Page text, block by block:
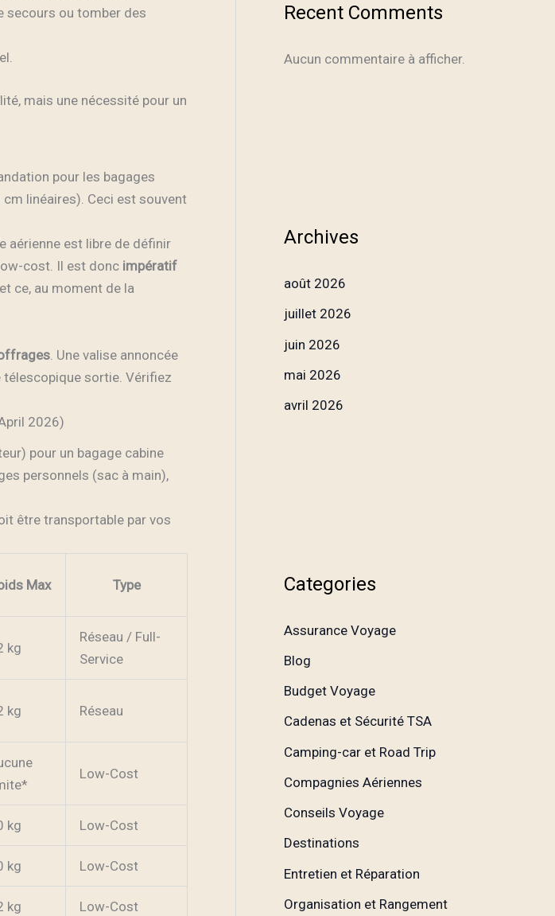
secours ou tomber des
mais une nécessité pour un
pour les bagages
linéaires). Ceci est souvent
aérienne est libre de définir
cost. Il est donc impératif
ce, au moment de la
. Une valise annoncée
sortie. Vérifiez
2026)
pour un bagage cabine
personnels (sac à main),
Max Type
kg
Réseau / Full-
Service
kg Réseau
Low-Cost
kg Low-Cost
kg Low-Cost
kg Low-Cost
être transportable par vos
Recent Comments
Aucun commentaire à afficher.
Archives
août 2026
juillet 2026
juin 2026
mai 2026
avril 2026
Categories
Assurance Voyage
Blog
Budget Voyage
Cadenas et Sécurité TSA
Camping-car et Road Trip
Compagnies Aériennes
Conseils Voyage
Destinations
Entretien et Réparation
Organisation et Rangement